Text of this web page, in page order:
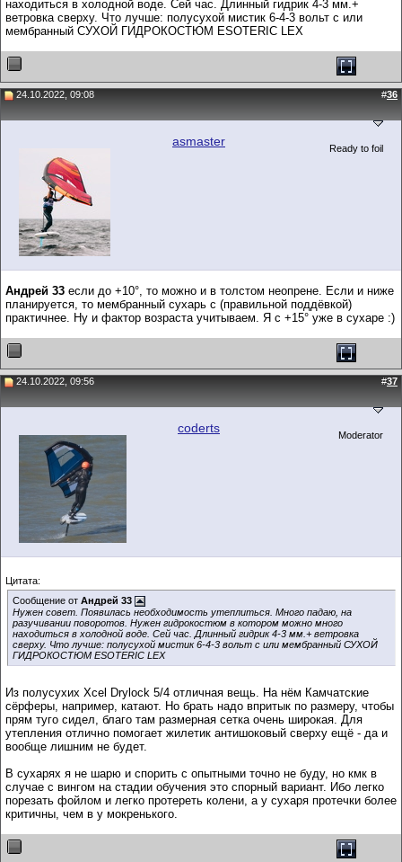
находиться в холодной воде. Сей час. Длинный гидрик 4-3 мм.+
ветровка сверху. Что лучше: полусухой мистик 6-4-3 вольт с или
мембранный СУХОЙ ГИДРОКОСТЮМ ESOTERIC LEX
24.10.2022, 09:08 #36
asmaster Ready to foil
Андрей 33 если до +10°, то можно и в толстом неопрене. Если и ниже
планируется, то мембранный сухарь с (правильной поддёвкой)
практичнее. Ну и фактор возраста учитываем. Я с +15° уже в сухаре :)
24.10.2022, 09:56 #37
coderts Moderator
Цитата:
Сообщение от Андрей 33
Нужен совет. Появилась необходимость утеплиться. Много падаю, на
разучивании поворотов. Нужен гидрокостюм в котором можно много
находиться в холодной воде. Сей час. Длинный гидрик 4-3 мм.+ ветровка
сверху. Что лучше: полусухой мистик 6-4-3 вольт с или мембранный СУХОЙ
ГИДРОКОСТЮМ ESOTERIC LEX
Из полусухих Xcel Drylock 5/4 отличная вещь. На нём Камчатские
сёрферы, например, катают. Но брать надо впритык по размеру, чтобы
прям туго сидел, благо там размерная сетка очень широкая. Для
утепления отлично помогает жилетик антишоковый сверху ещё - да и
вообще лишним не будет.
В сухарях я не шарю и спорить с опытными точно не буду, но кмк в
случае с вингом на стадии обучения это спорный вариант. Ибо легко
порезать фойлом и легко протереть колени, а у сухаря протечки более
критичны, чем в у мокренького.